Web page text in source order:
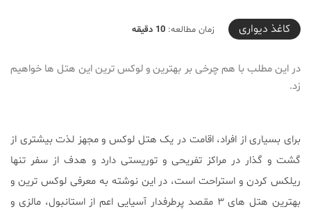
2020-01-05T23:51:40+03:30
کاغذ دیواری زمان مطالعه: 10 دقیقه
در این مطلب با هم چرخی بر بهترین و لوکس ‌ترین این هتل‌ ها خواهیم
زد.
برای بسیاری از افراد، اقامت در یک هتل لوکس و مجهز لذت بیشتری از
گشت و گذار در مراکز تفریحی و توریستی دارد و هدف از سفر تنها
ریلکس کردن و استراحت است، در این نوشته به معرفی لوکس ترین و
بهترین هتل های ۳ مقصد پرطرفدار آسیایی اعم از استانبول، مالزی و